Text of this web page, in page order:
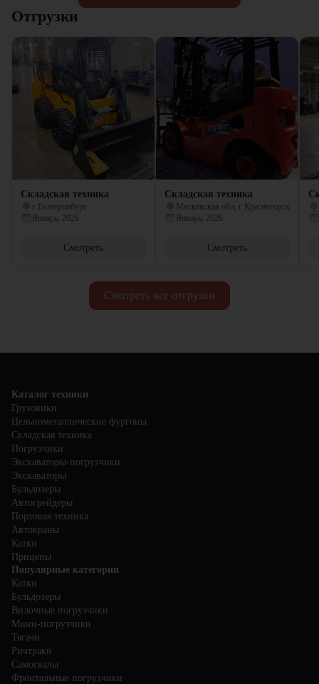
Смотреть все отгрузки
Отгрузки
Складская техника
г Екатеринбург
Январь, 2026
Смотреть
Складская техника
Московская обл, г Красногорск
Январь, 2026
Смотреть
Каталог техники
Грузовики
Цельнометаллические фургоны
Складская техника
Погрузчики
Экскаваторы-погрузчики
Экскаваторы
Бульдозеры
Автогрейдеры
Портовая техника
Автокраны
Катки
Прицепы
Популярные категории
Катки
Бульдозеры
Вилочные погрузчики
Мини-погрузчики
Тягачи
Ричтраки
Самосвалы
Фронтальные погрузчики